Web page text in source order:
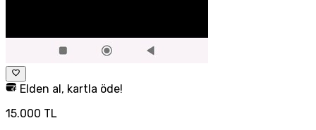
Elden al, kartla öde!
15.000 TL